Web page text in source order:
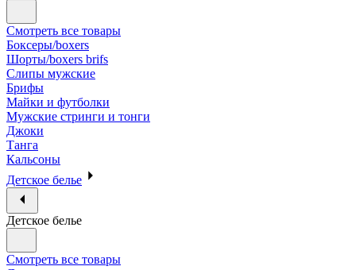
Смотреть все товары
Боксеры/boxers
Шорты/boxers brifs
Слипы мужские
Брифы
Майки и футболки
Мужские стринги и тонги
Джоки
Танга
Кальсоны
Детское белье
Детское белье
Смотреть все товары